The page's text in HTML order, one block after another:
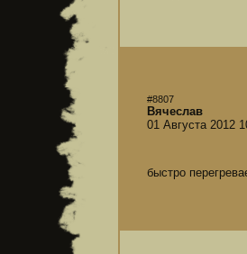
#8807
Вячеслав
01 Августа 2012
быстро